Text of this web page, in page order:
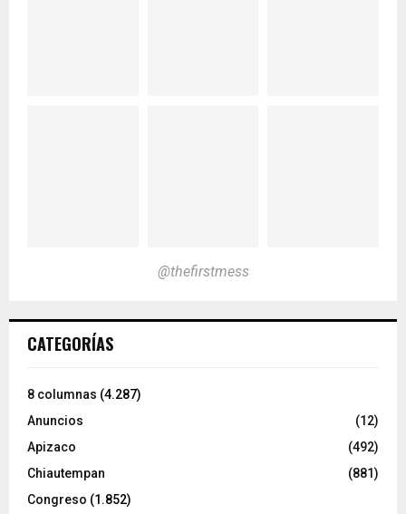
@thefirstmess
CATEGORÍAS
8 columnas (4.287)
Anuncios
(12)
Apizaco
(492)
Chiautempan
(881)
Congreso (1.852)